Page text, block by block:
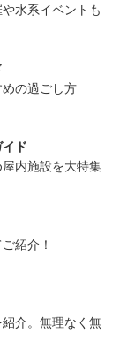
水系イベントも
めの過ごし方
ド
内施設を大特集
紹介！
介。無理なく無